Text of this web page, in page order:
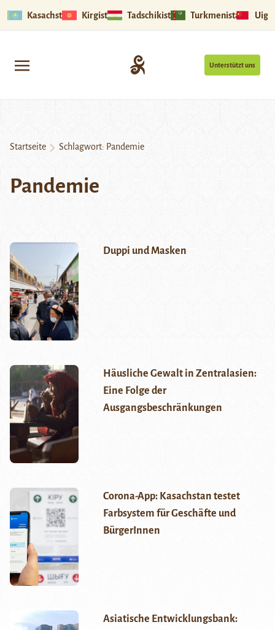
Kasachstan Kirgistan Tadschikistan Turkmenistan
Unterstützt uns
Startseite Schlagwort: Pandemie
Pandemie
Duppi und Masken
Häusliche Gewalt in Zentralasien:
Eine Folge der
Ausgangsbeschränkungen
Corona-App: Kasachstan testet
Farbsystem für Geschäfte und
BürgerInnen
Asiatische Entwicklungsbank: